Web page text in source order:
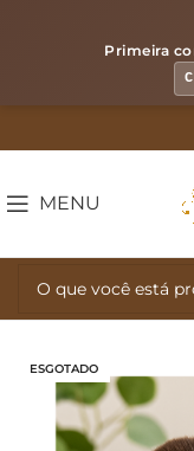
Primeira
MENU
ESGOTADO